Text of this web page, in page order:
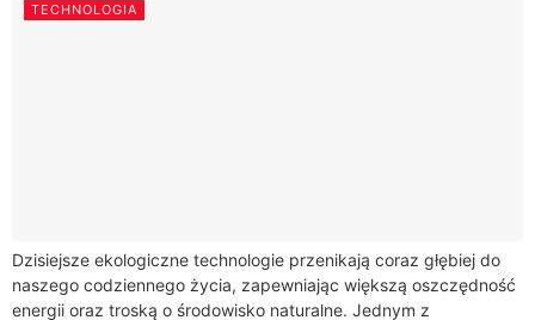
TECHNOLOGIA
Dzisiejsze ekologiczne technologie przenikają coraz głębiej do
naszego codziennego życia, zapewniając większą oszczędność
energii oraz troską o środowisko naturalne. Jednym z